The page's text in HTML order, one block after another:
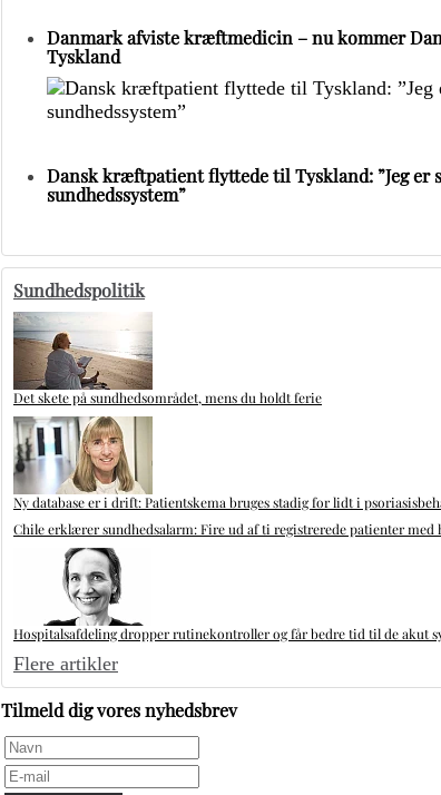
Danmark afviste kræftmedicin – nu kommer
Tyskland
Dansk kræftpatient flyttede til Tyskland: ”Jeg er
sundhedssystem”
Sundhedspolitik
Det skete på sundhedsområdet, mens du holdt ferie
Ny database er i drift: Patientskema bruges stadig for lidt i
Chile erklærer sundhedsalarm: Fire ud af ti registrerede patienter med
Hospitalsafdeling dropper rutinekontroller og får bedre tid til de akut
Flere artikler
Tilmeld dig vores nyhedsbrev